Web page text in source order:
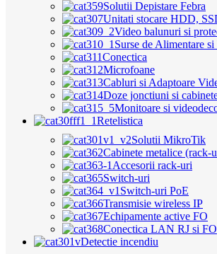
Solutii Depistare Febra
Unitati stocare HDD,
Video balunuri si
Surse de Alimentare si
Conectica
Microfoane
Cabluri si Adaptoare
Doze jonctiuni si
Monitoare si
Retelistica
Solutii MikroTik
Cabinete metalice (rack-
Accesorii rack-uri
Switch-uri
Switch-uri PoE
Transmisie wireless IP
Echipamente active FO
Conectica LAN RJ si FO
Detectie incendiu